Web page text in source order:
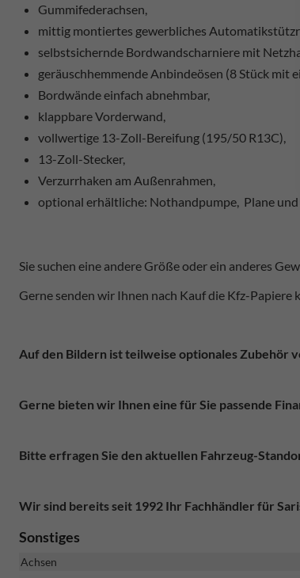
Gummifederachsen,
mittig montiertes gewerbliches
selbstsichernde Bordwandscharniere mit
geräuschhemmende Anbindeösen (8 Stück mit
Bordwände einfach abnehmbar,
klappbare Vorderwand,
vollwertige 13-Zoll-Bereifung (195/50 R13C),
13-Zoll-Stecker,
Verzurrhaken am Außenrahmen,
optional erhältliche: Nothandpumpe, Plane
Sie suchen eine andere Größe oder ein anderes
Gerne senden wir Ihnen nach Kauf die Kfz-Papiere
Auf den Bildern ist teilweise optionales Zubehör
Gerne bieten wir Ihnen eine für Sie passende
Bitte erfragen Sie den aktuellen Fahrzeug-
Wir sind bereits seit 1992 Ihr Fachhändler für
Sonstiges
Achsen